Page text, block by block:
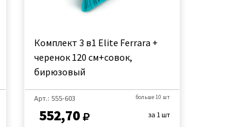
Комплект 3 в1 Elite Ferrara +
черенок 120 см+совок,
бирюзовый
Арт.: 555-603
552,70
больше 10 шт
за 1 шт